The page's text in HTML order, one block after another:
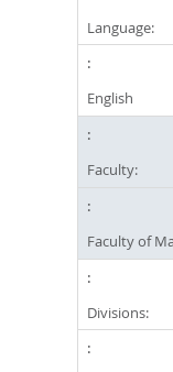
Language:
English
Faculty:
Faculty of
Divisions: